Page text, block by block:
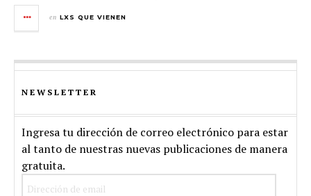
en LXS QUE VIENEN
NEWSLETTER
Ingresa tu dirección de correo electrónico para estar
al tanto de nuestras nuevas publicaciones de manera
gratuita.